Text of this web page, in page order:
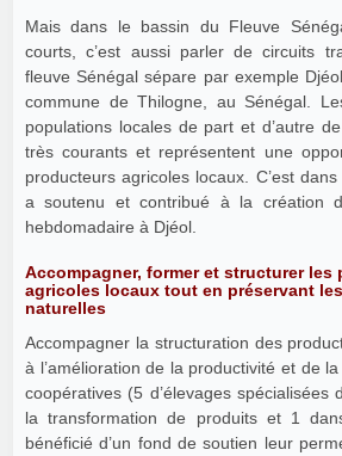
Mais dans le bassin du Fleuve
courts, c’est aussi parler de circuits
fleuve Sénégal sépare par exemple
commune de Thilogne, au Sénégal.
populations locales de part et d’autre
très courants et représentent une
producteurs agricoles locaux. C’est
a soutenu et contribué à la création
hebdomadaire à Djéol.
Accompagner, former et structurer les
agricoles locaux tout en préservant
naturelles
Accompagner la structuration des
à l’amélioration de la productivité et de
coopératives (5 d’élevages spécialisées
la transformation de produits et 1
bénéficié d’un fond de soutien leur